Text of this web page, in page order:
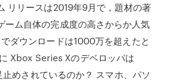
リリースは2019年9月で，題材の著
ーム自体の完成度の高さからか人気
ダウンロードは1000万を超えたと
Xbox Series Xのデベロッパは
めされているのか？ スマホ、パソ